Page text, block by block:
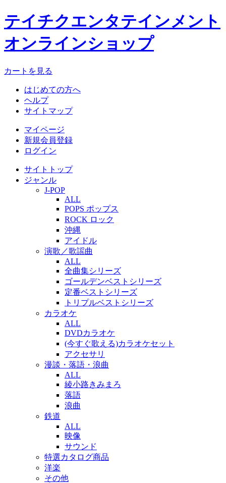
テイチクエンタテインメント
オンラインショップ
カートを見る
はじめての方へ
ヘルプ
サイトマップ
マイページ
新規会員登録
ログイン
サイトトップ
ジャンル
J-POP
ALL
POPS ポップス
ROCK ロック
沖縄
アイドル
演歌／歌謡曲
ALL
全曲集シリーズ
ゴールデンベストシリーズ
定番ベストシリーズ
トリプルベストシリーズ
カラオケ
ALL
DVDカラオケ
(今すぐ歌える)カラオケセット
アクセサリ
漫談・落語・浪曲
ALL
綾小路きみまろ
落語
浪曲
鉄道
ALL
映像
サウンド
特選カタログ商品
洋楽
その他